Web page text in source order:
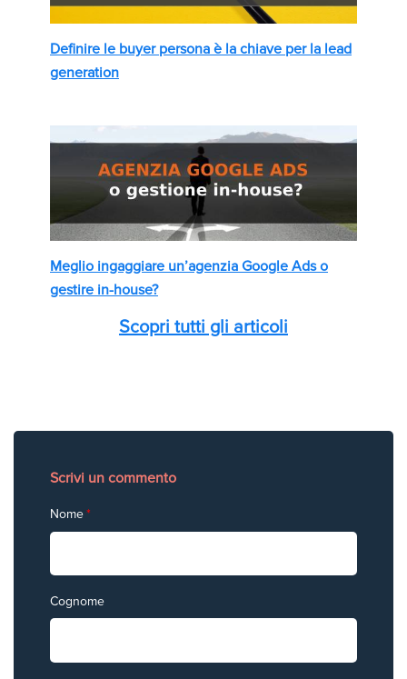
Definire le buyer persona è la chiave per la lead
generation
Meglio ingaggiare un’agenzia Google Ads o
gestire in-house?
Scopri tutti gli articoli
Scrivi un commento
Nome*
Cognome